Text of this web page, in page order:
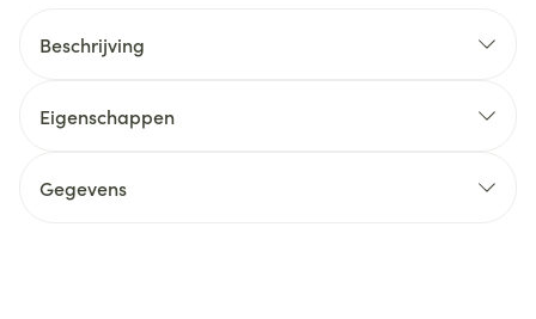
Beschrijving
Eigenschappen
Gegevens